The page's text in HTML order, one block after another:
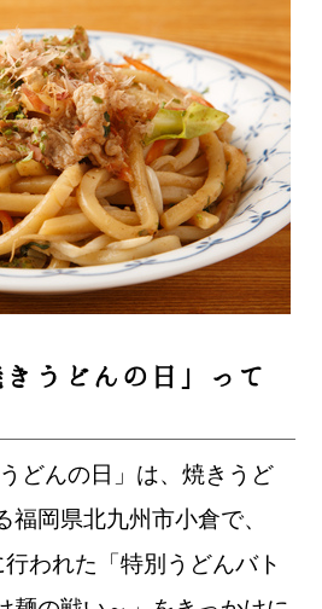
きうどんの日」って
どんの日」は、焼きうど
福岡県北九州市小倉で、
われた「特別うどんバト